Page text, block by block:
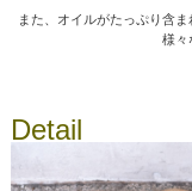
また、オイルがたっぷり含
様々
Detail